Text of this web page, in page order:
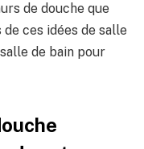
de douche que
ces idées de salle
de bain pour